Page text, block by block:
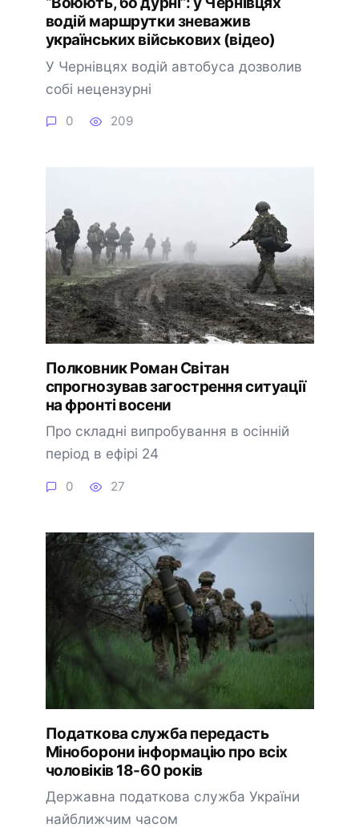
водій маршрутки зневажив
українських військових (відео)
У Чернівцях водій автобуса дозволив
собі нецензурні
0 209
Полковник Роман Світан
спрогнозував загострення ситуації
на фронті восени
Про складні випробування в осінній
період в ефірі 24
0 27
Податкова служба передасть
Міноборони інформацію про всіх
чоловіків 18-60 років
Державна податкова служба України
найближчим часом